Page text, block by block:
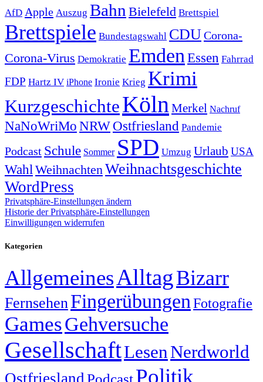
AfD Apple Auszug Bahn Bielefeld Brettspiel
Brettspiele Bundestagswahl CDUCorona-
Corona-Virus Demokratie EmdenEssen Fahrrad
FDP Hartz IV iPhone Ironie Krieg Krimi
KurzgeschichteKölnMerkel Nachruf
NaNoWriMo NRWOstfriesland Pandemie
Podcast Schule Sommer SPD Umzug Urlaub USA
WahlWeihnachtenWeihnachtsgeschichte
WordPress
Privatsphäre-Einstellungen ändern
Historie der Privatsphäre-Einstellungen
Einwilligungen widerrufen
Kategorien
AllgemeinesAlltagBizarr
Fernsehen Fingerübungen Fotografie
GamesGehversuche
GesellschaftLesen Nerdworld
Ostfriesland PodcastPolitik